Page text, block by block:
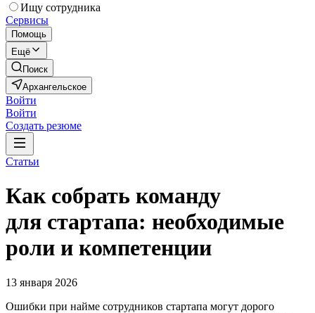
Ищу сотрудника
Сервисы
Помощь
Ещё
Поиск
Архангельское
Войти
Войти
Создать резюме
Статьи
Как собрать команду
для стартапа: необходимые
роли и компетенции
13 января 2026
Ошибки при найме сотрудников стартапа могут дорого